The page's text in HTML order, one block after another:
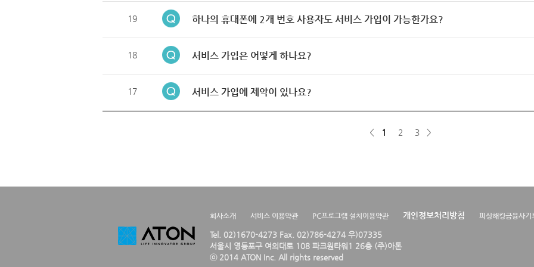
19 하나의 휴대폰에 2개 번호 사용자도 서비스 가입이 가능한가요?
18 서비스 가입은 어떻게 하나요?
17 서비스 가입에 제약이 있나요?
< 1 2 3 >
회사소개 서비스 이용약관 PC프로그램 설치이용약관 개인정보처리방침 피싱해킹금융사기
Tel. 02)1670-4273 Fax. 02)786-4274 우)07335
서울시 영등포구 여의대로 108 파크원타워1 26층 (주)아톤
ⓒ 2014 ATON Inc. All rights reserved